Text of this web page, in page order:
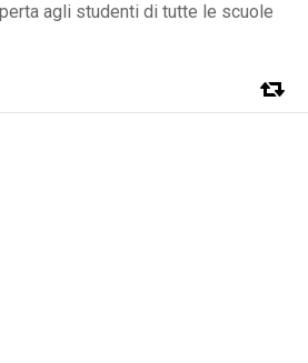
agli studenti di tutte le scuole